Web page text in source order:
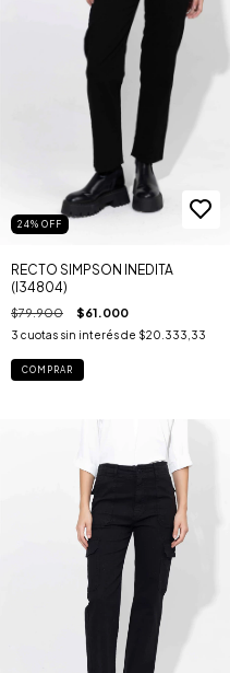
24% OFF
RECTO SIMPSON INEDITA
(I34804)
$79.900 $61.000
3 cuotas sin interés de $20.333,33
COMPRAR